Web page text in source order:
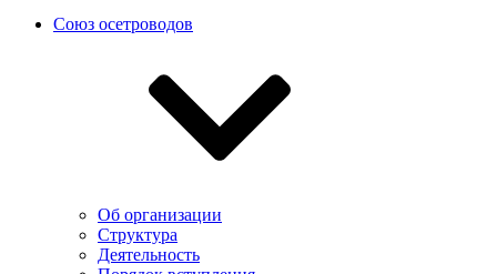
Союз осетроводов
Об организации
Структура
Деятельность